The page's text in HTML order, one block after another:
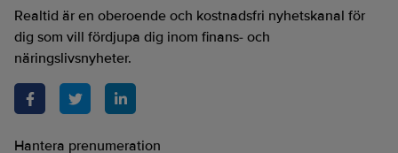
Realtid är en oberoende och kostnadsfri nyhetskanal för
dig som vill fördjupa dig inom finans- och
näringslivsnyheter.
Hantera prenumeration